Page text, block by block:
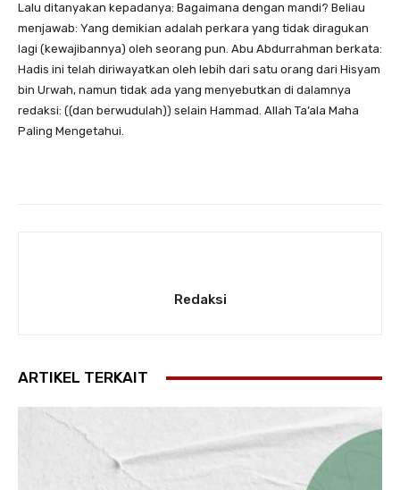
Lalu ditanyakan kepadanya: Bagaimana dengan mandi? Beliau
menjawab: Yang demikian adalah perkara yang tidak diragukan
lagi (kewajibannya) oleh seorang pun. Abu Abdurrahman berkata:
Hadis ini telah diriwayatkan oleh lebih dari satu orang dari Hisyam
bin Urwah, namun tidak ada yang menyebutkan di dalamnya
redaksi: ((dan berwudulah)) selain Hammad. Allah Ta’ala Maha
Paling Mengetahui.
Redaksi
ARTIKEL TERKAIT